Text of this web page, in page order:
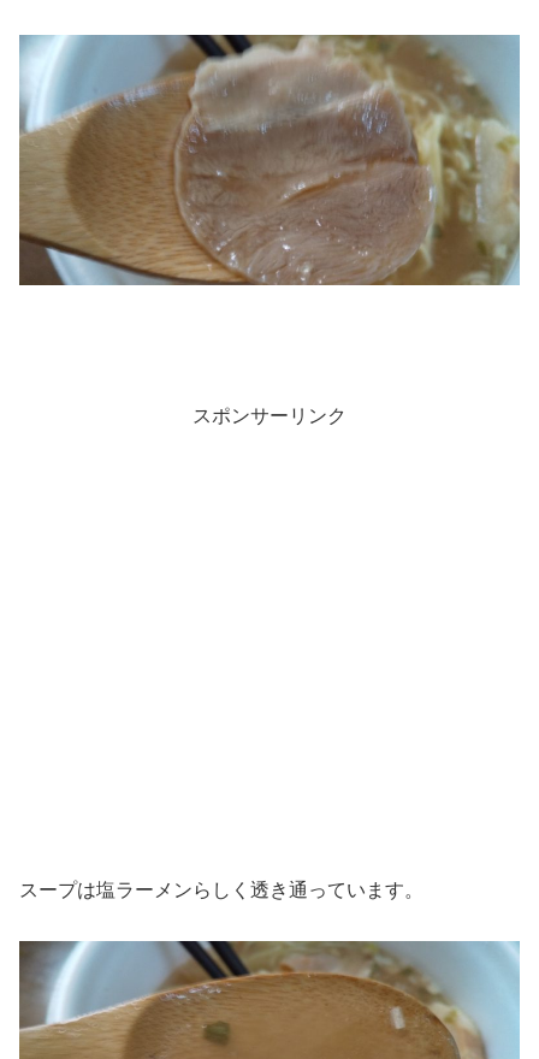
スポンサーリンク
スープは塩ラーメンらしく透き通っています。